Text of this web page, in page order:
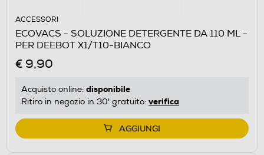
ACCESSORI
ECOVACS - SOLUZIONE DETERGENTE DA 110 ML -
PER DEEBOT X1/T10-BIANCO
€ 9,90
Acquisto online: disponibile
Ritiro in negozio in 30' gratuito: verifica
AGGIUNGI